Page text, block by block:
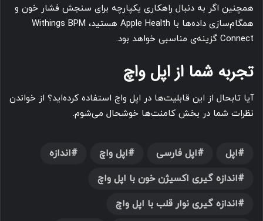
همچنین اگر به دنبال راهکاری یکپارچه برای سنجش فشار خون و
همگام‌سازی داده‌ها با Apple Health هستید، Withings BPM
Connect گزینه‌ی مناسبی خواهد بود.
تجربه شما از اپل واچ
آیا تابحال از این قابلیت‌ها در اپل واچ استفاده کرده‌اید؟ از خواندن
نظرات شما در بخش کامنت‌ها خوشحال می‌شوم.
اپل اپل فارسی اپل واچ
اندازه
اندازه گیری اکسیژن خون با اپل واچ
اندازه گیری نوار قلب با اپل واچ